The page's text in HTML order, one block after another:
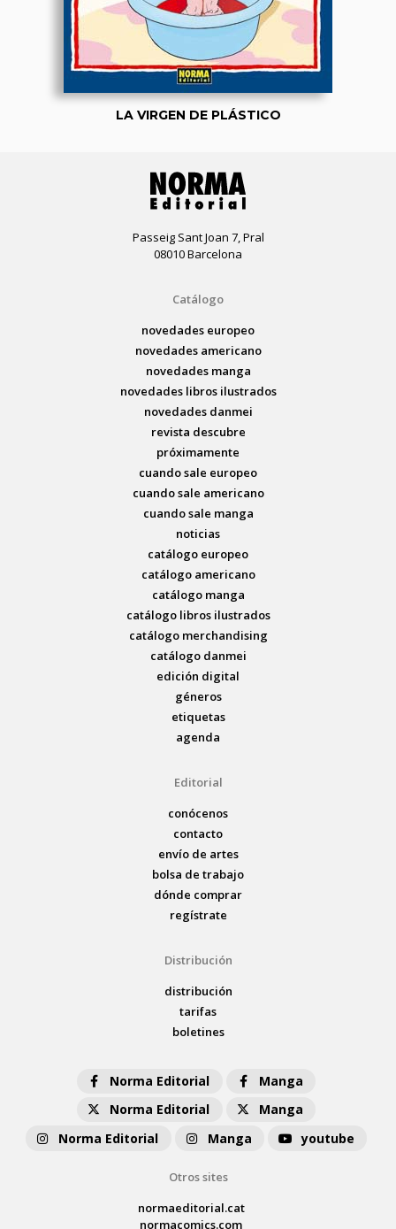
LA VIRGEN DE PLÁSTICO
Passeig Sant Joan 7, Pral
08010 Barcelona
Catálogo
novedades europeo
novedades americano
novedades manga
novedades libros ilustrados
novedades danmei
revista descubre
próximamente
cuando sale europeo
cuando sale americano
cuando sale manga
noticias
catálogo europeo
catálogo americano
catálogo manga
catálogo libros ilustrados
catálogo merchandising
catálogo danmei
edición digital
géneros
etiquetas
agenda
Editorial
conócenos
contacto
envío de artes
bolsa de trabajo
dónde comprar
regístrate
Distribución
distribución
tarifas
boletines
Norma Editorial
Manga
Norma Editorial
Manga
Norma Editorial
Manga youtube
Otros sites
normaeditorial.cat
normacomics.com